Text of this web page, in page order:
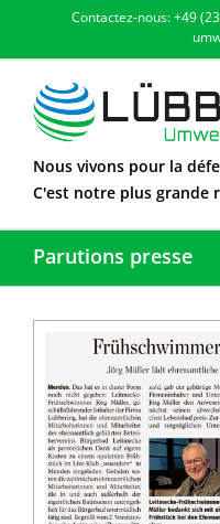
Contactez-nous: +49
Nous vivons pour la
C'est notre plus grande
Parutions presse